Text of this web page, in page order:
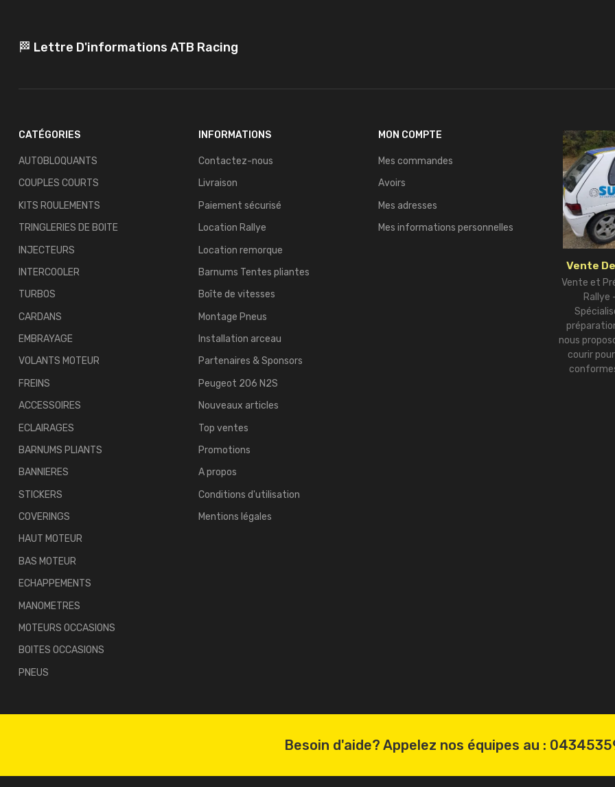
🏁 Lettre D'informations ATB Racing
CATÉGORIES
AUTOBLOQUANTS
COUPLES COURTS
KITS ROULEMENTS
TRINGLERIES DE BOITE
INJECTEURS
INTERCOOLER
TURBOS
CARDANS
EMBRAYAGE
VOLANTS MOTEUR
FREINS
ACCESSOIRES
ECLAIRAGES
BARNUMS PLIANTS
BANNIERES
STICKERS
COVERINGS
HAUT MOTEUR
BAS MOTEUR
ECHAPPEMENTS
MANOMETRES
MOTEURS OCCASIONS
BOITES OCCASIONS
PNEUS
INFORMATIONS
Contactez-nous
Livraison
Paiement sécurisé
Location Rallye
Location remorque
Barnums Tentes pliantes
Boîte de vitesses
Montage Pneus
Installation arceau
Partenaires & Sponsors
Peugeot 206 N2S
Nouveaux articles
Top ventes
Promotions
A propos
Conditions d'utilisation
Mentions légales
MON COMPTE
Mes commandes
Avoirs
Mes adresses
Mes informations personnelles
Vente
Vente et
Rallye
nous
courir
Besoin d'aide? Appelez nos équipes au :